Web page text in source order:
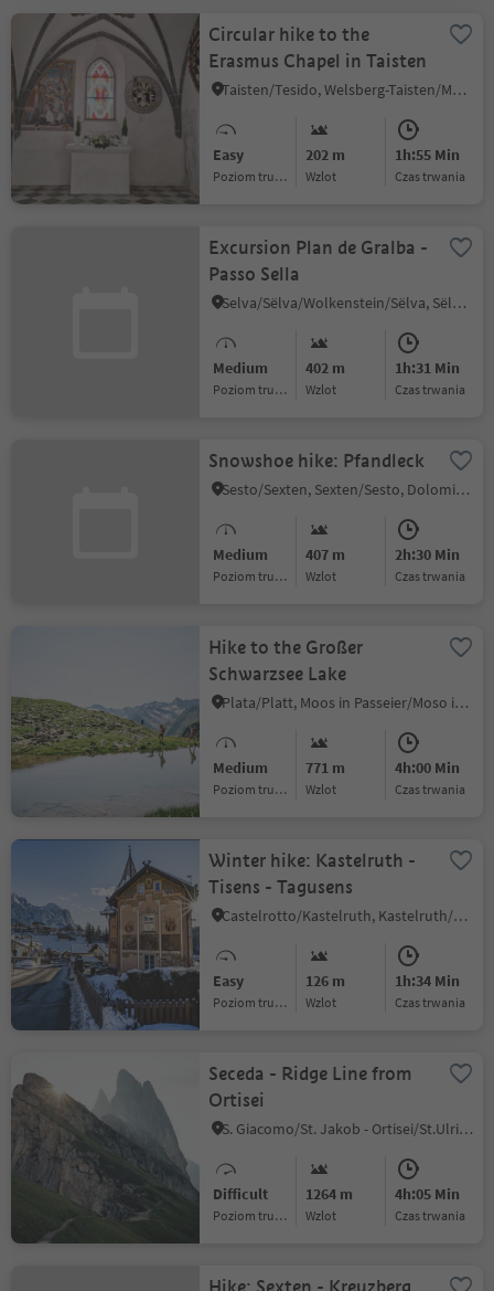
Circular hike to the
Erasmus Chapel in Taisten
Taisten/Tesido, Welsberg-Taisten/Monguelfo-Tesido
Easy
Poziom trudności
202 m
Wzlot
1h:55 Min
czas trwania
Excursion Plan de Gralba -
Passo Sella
Selva/Sëlva/Wolkenstein/Sëlva, Sëlva/Selva di Val Gardena, Dolomites Region Val Gardena
Medium
Poziom trudności
402 m
Wzlot
1h:31 Min
czas trwania
Snowshoe hike: Pfandleck
Sesto/Sexten, Sexten/Sesto, Dolomites Region 3 Zinnen
Medium
Poziom trudności
407 m
Wzlot
2h:30 Min
czas trwania
Hike to the Großer
Schwarzsee Lake
Plata/Platt, Moos in Passeier/Moso in Passiria, Meran/Merano and environs
Medium
Poziom trudności
771 m
Wzlot
4h:00 Min
czas trwania
Winter hike: Kastelruth -
Tisens - Tagusens
Castelrotto/Kastelruth, Kastelruth/Castelrotto, Dolomites Region Seiser Alm
Easy
Poziom trudności
126 m
Wzlot
1h:34 Min
czas trwania
Seceda - Ridge Line from
Ortisei
S. Giacomo/St. Jakob - Ortisei/St.Ulrich, Urtijëi/Ortisei, Dolomites Region Val Gardena
Difficult
Poziom trudności
1264 m
Wzlot
4h:05 Min
czas trwania